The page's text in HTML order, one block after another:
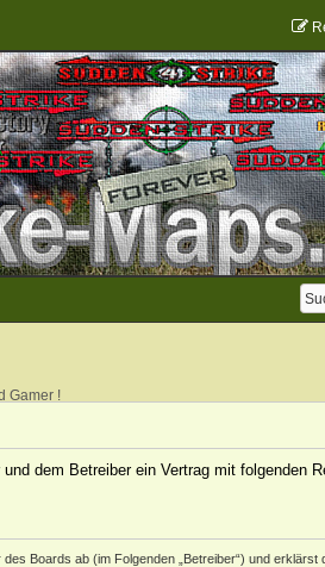
Gamer !
dem Betreiber ein Vertrag mit folgenden
Boards ab (im Folgenden „Betreiber“) und erklärst